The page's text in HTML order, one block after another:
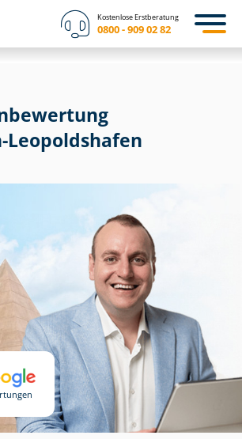
Kostenlose Erstberatung
0800 - 909 02 82
Leopoldshafen